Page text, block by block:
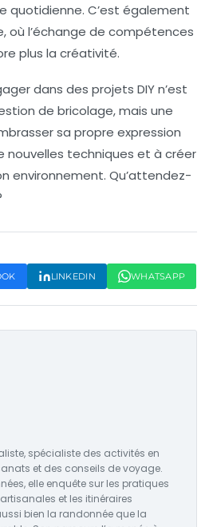
quotidienne. C’est également
où l’échange de compétences
plus la créativité.
dans des projets DIY n’est
de bricolage, mais une
sa propre expression
nouvelles techniques et à créer
environnement. Qu’attendez-
LINKEDIN WHATSAPP
spécialiste des activités en
et des conseils de voyage.
elle enquête sur les pratiques
et les itinéraires
bien la randonnée que la